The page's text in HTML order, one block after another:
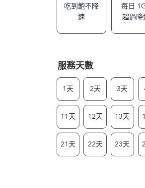
吃到飽不降
速
每日
超過降
服務天數
1天 2天 3天
11天 12天 13天
21天 22天 23天